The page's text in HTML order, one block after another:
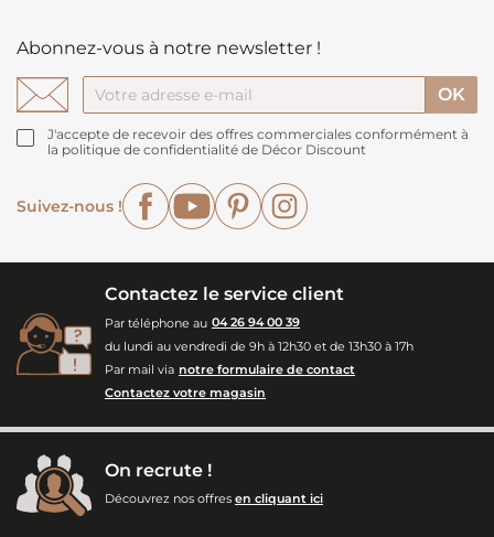
Abonnez-vous à notre newsletter !
J'accepte de recevoir des offres commerciales conformément à
la politique de confidentialité de Décor Discount
Suivez-nous !
FacebookYouTubePinterest
Contactez le service client
Par téléphone au 04 26 94 00 39
du lundi au vendredi de 9h à 12h30 et de 13h30 à 17h
Par mail via notre formulaire de contact
Contactez votre magasin
On recrute !
Découvrez nos offres en cliquant ici